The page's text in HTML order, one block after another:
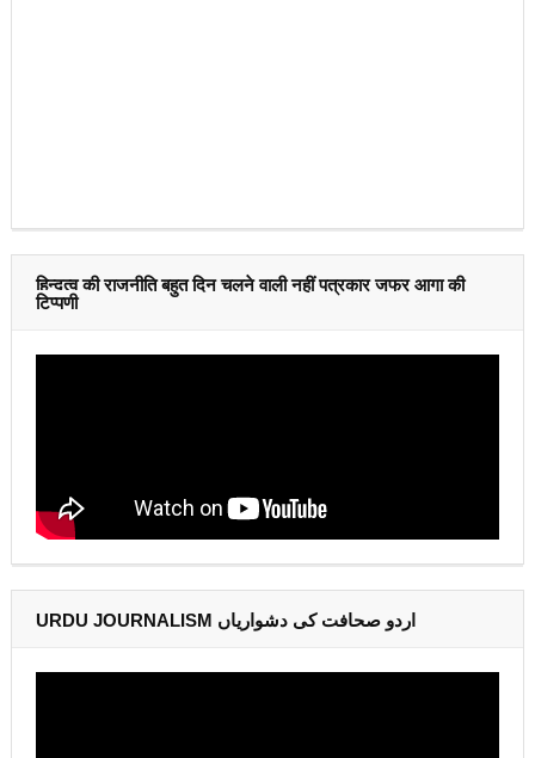
हिन्दुत्व की राजनीति बहुत दिन चलने वाली नहीं पत्रकार जफर आगा की
टिप्पणी
URDU JOURNALISM اردو صحافت کی دشواریاں